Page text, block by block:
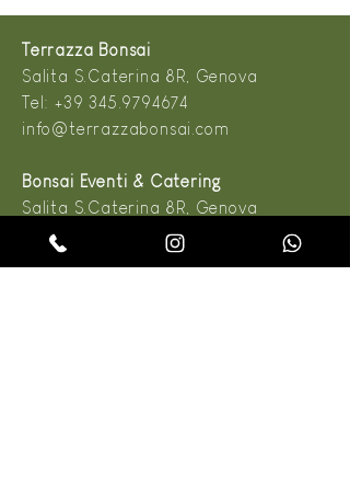
Terrazza Bonsai
Salita S.Caterina 8R, Genova
Tel: +39 345.9794674
info@terrazzabonsai.com
Bonsai Eventi & Catering
Salita S.Caterina 8R, Genova
Tel:+39 345.9794674